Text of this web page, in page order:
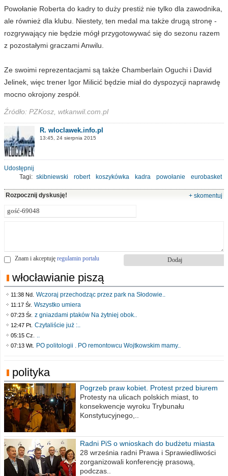
Powołanie Roberta do kadry to duży prestiż nie tylko dla zawodnika,
ale również dla klubu. Niestety, ten medal ma także drugą stronę -
rozgrywający nie będzie mógł przygotowywać się do sezonu razem
z pozostałymi graczami Anwilu.
Ze swoimi reprezentacjami są także Chamberlain Oguchi i David
Jelinek, więc trener Igor Milicić będzie miał do dyspozycji naprawdę
mocno okrojony zespół.
Źródło: PZKosz, wtkanwil.com.pl
R. wloclawek.info.pl
13:45, 24 sierpnia 2015
Udostępnij
Tagi: skibniewski robert koszykówka kadra powołanie
eurobasket
2015
rozgrywający
Rozpocznij dyskusję!
+ skomentuj
Znam i akceptuję regulamin portalu
włocławianie piszą
11:38 Nd. Wczoraj przechodząc przez park na Słodowie..
11:17 Śr. Wszystko umiera
07:23 Śr. z gniazdami ptaków Na żytniej obok..
12:47 Pt. Czytaliście już :..
05:15 Cz. ..
07:13 Wt. PO politologii . PO remontowcu Wojtkowskim mamy..
polityka
Pogrzeb praw kobiet. Protest przed biurem
poselskim PiS
Protesty na ulicach polskich miast, to
konsekwencje wyroku Trybunału
Konstytucyjnego,..
Radni PiS o wnioskach do budżetu miasta
na 2021 rok
28 września radni Prawa i Sprawiedliwości
zorganizowali konferencję prasową,
podczas..